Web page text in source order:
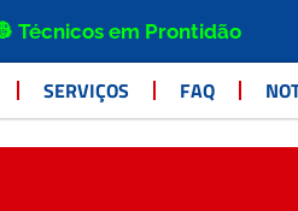
Técnicos em Prontidão
SERVIÇOS FAQ